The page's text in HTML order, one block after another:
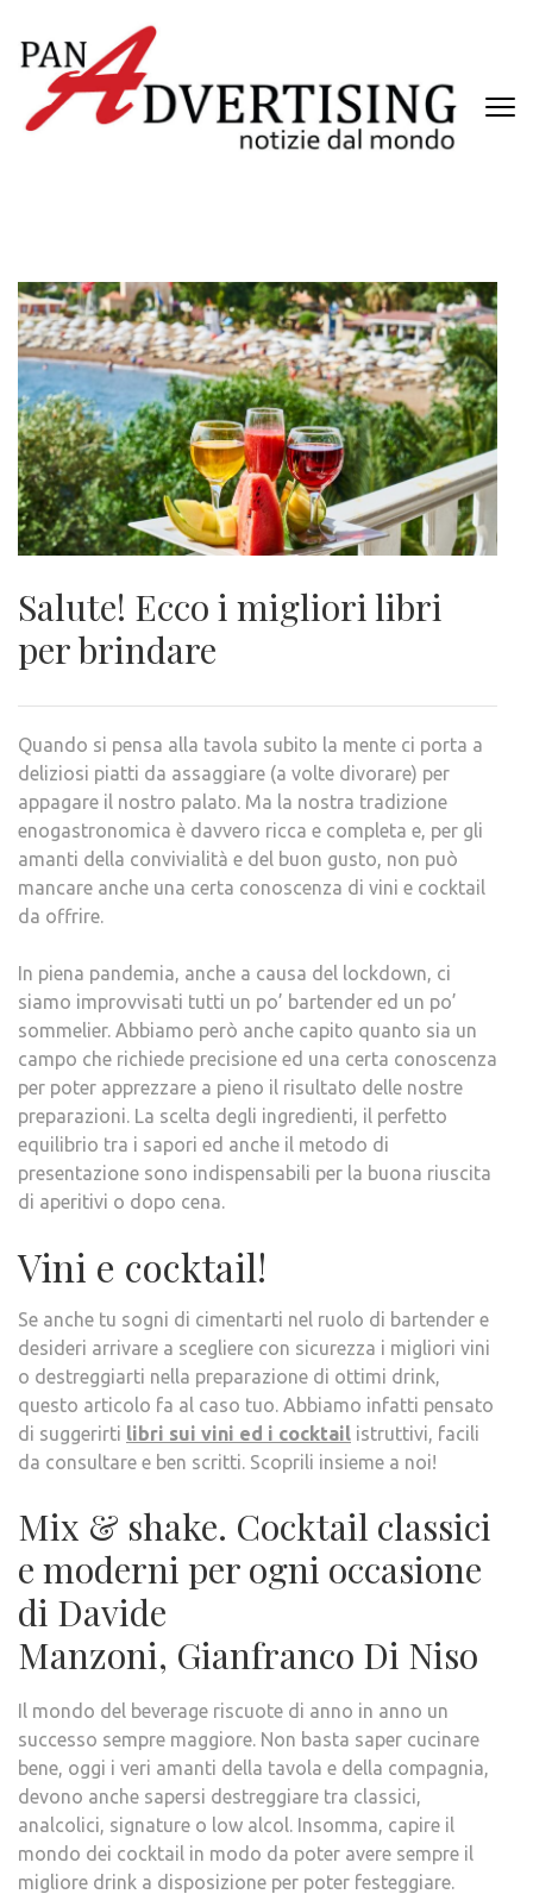
contenuto
(premi
invio)
Salute! Ecco i migliori libri
per brindare
Quando si pensa alla tavola subito la mente ci porta a
deliziosi piatti da assaggiare (a volte divorare) per
appagare il nostro palato. Ma la nostra tradizione
enogastronomica è davvero ricca e completa e, per gli
amanti della convivialità e del buon gusto, non può
mancare anche una certa conoscenza di vini e cocktail
da offrire.
In piena pandemia, anche a causa del lockdown, ci
siamo improvvisati tutti un po’ bartender ed un po’
sommelier. Abbiamo però anche capito quanto sia un
campo che richiede precisione ed una certa conoscenza
per poter apprezzare a pieno il risultato delle nostre
preparazioni. La scelta degli ingredienti, il perfetto
equilibrio tra i sapori ed anche il metodo di
presentazione sono indispensabili per la buona riuscita
di aperitivi o dopo cena.
Vini e cocktail!
Se anche tu sogni di cimentarti nel ruolo di bartender e
desideri arrivare a scegliere con sicurezza i migliori vini
o destreggiarti nella preparazione di ottimi drink,
questo articolo fa al caso tuo. Abbiamo infatti pensato
di suggerirti libri sui vini ed i cocktail istruttivi, facili
da consultare e ben scritti. Scoprili insieme a noi!
Mix & shake. Cocktail classici
e moderni per ogni occasione
di Davide
Manzoni, Gianfranco Di Niso
Il mondo del beverage riscuote di anno in anno un
successo sempre maggiore. Non basta saper cucinare
bene, oggi i veri amanti della tavola e della compagnia,
devono anche sapersi destreggiare tra classici,
analcolici, signature o low alcol. Insomma, capire il
mondo dei cocktail in modo da poter avere sempre il
migliore drink a disposizione per poter festeggiare.